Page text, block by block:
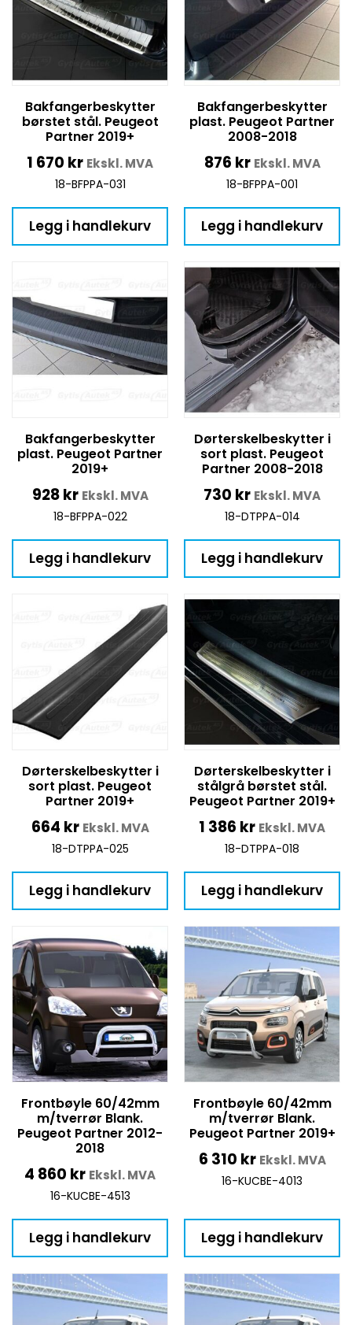
Bakfangerbeskytter
børstet stål. Peugeot
Partner 2019+
1 670 kr Ekskl. MVA
18-BFPPA-031
Legg i handlekurv
Bakfangerbeskytter
plast. Peugeot Partner
2008-2018
876 kr Ekskl. MVA
18-BFPPA-001
Legg i handlekurv
Bakfangerbeskytter
plast. Peugeot Partner
2019+
928kr Ekskl. MVA
18-BFPPA-022
Legg i handlekurv
Dørterskelbeskytter i
sort plast. Peugeot
Partner 2008-2018
730 kr Ekskl. MVA
18-DTPPA-014
Legg i handlekurv
Dørterskelbeskytter i
sort plast. Peugeot
Partner 2019+
664 kr Ekskl. MVA
18-DTPPA-025
Legg i handlekurv
Dørterskelbeskytter i
stålgrå børstet stål.
Peugeot Partner 2019+
1 386 kr Ekskl. MVA
18-DTPPA-018
Legg i handlekurv
Frontbøyle 60/42mm
m/tverrør Blank.
Peugeot Partner 2012-
2018
4 860 kr Ekskl. MVA
16-KUCBE-4513
Legg i handlekurv
Frontbøyle 60/42mm
m/tverrør Blank.
Peugeot Partner 2019+
6 310 kr Ekskl. MVA
16-KUCBE-4013
Legg i handlekurv